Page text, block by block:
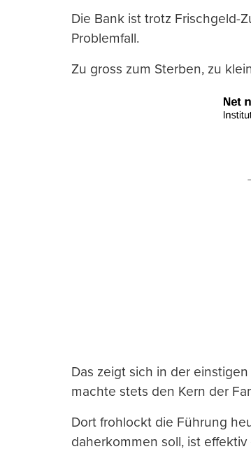
Die Bank ist trotz Frischgeld-
Problemfall.
Zu gross zum Sterben, zu
Das zeigt sich in der
machte stets den Kern der
Dort frohlockt die Führung
daherkommen soll, ist effektiv